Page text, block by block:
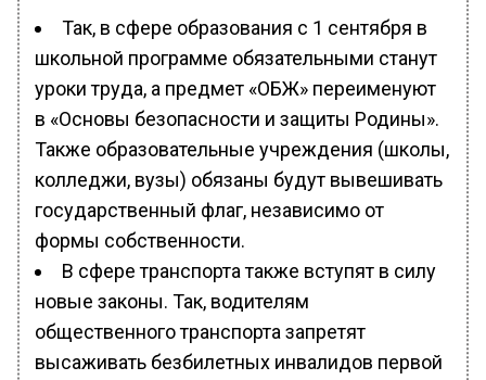
Так, в сфере образования с 1 сентября в
школьной программе обязательными станут
уроки труда, а предмет «ОБЖ» переименуют
в «Основы безопасности и защиты Родины».
Также образовательные учреждения (школы,
колледжи, вузы) обязаны будут вывешивать
государственный флаг, независимо от
формы собственности.
В сфере транспорта также вступят в силу
новые законы. Так, водителям
общественного транспорта запретят
высаживать безбилетных инвалидов первой